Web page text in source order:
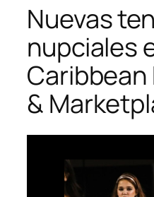
Nuevas
nupciales
Caribbean
&